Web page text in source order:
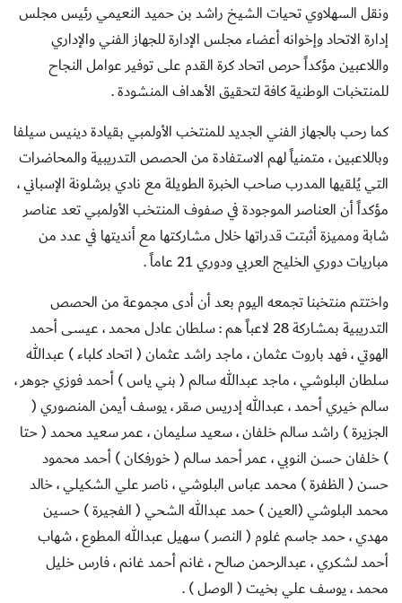
ونقل السهلاوي تحيات الشيخ راشد بن حميد النعيمي رئيس مجلس
إدارة الاتحاد وإخوانه أعضاء مجلس الإدارة للجهاز الفني والإداري
واللاعبين مؤكداً حرص اتحاد كرة القدم على توفير عوامل النجاح
للمنتخبات الوطنية كافة لتحقيق الأهداف المنشودة .
كما رحب بالجهاز الفني الجديد للمنتخب الأولمبي بقيادة دينيس سيلفا
وباللاعبين ، متمنياً لهم الاستفادة من الحصص التدريبية والمحاضرات
التي يُلقيها المدرب صاحب الخبرة الطويلة مع نادي برشلونة الإسباني ،
مؤكداً أن العناصر الموجودة في صفوف المنتخب الأولمبي تعد عناصر
شابة ومميزة أثبتت قدراتها خلال مشاركتها مع أنديتها في عدد من
مباريات دوري الخليج العربي ودوري 21 عاماً .
واختتم منتخبنا تجمعه اليوم بعد أن أدى مجموعة من الحصص
التدريبية بمشاركة
28 لاعباً هم : سلطان عادل محمد ، عيسى أحمد
الهوتي ، فهد باروت عثمان ، ماجد راشد عثمان ( اتحاد كلباء ) عبدالله
سلطان البلوشي ، ماجد عبدالله سالم ( بني ياس ) أحمد فوزي جوهر ،
سالم خيري أحمد ، عبدالله إدريس صقر ، يوسف أيمن المنصوري (
الجزيرة ) راشد سالم خلفان ، سعيد سليمان ، عمر سعيد محمد ( حتا
) خلفان حسن النوبي ، عمر أحمد سالم ( خورفكان ) أحمد محمود
حسن ( الظفرة ) محمد عباس البلوشي ، ناصر علي الشكيلي ، خالد
محمد البلوشي (العين ) حمد عبدالله الشحي ( الفجيرة ) حسين
مهدي ، حمد جاسم غلوم ( النصر ) سهيل عبدالله المطوع ، شهاب
أحمد لشكري ، عبدالرحمن صالح ، غانم أحمد غانم ، فارس خليل
محمد ، يوسف علي بخيت ( الوصل ) .